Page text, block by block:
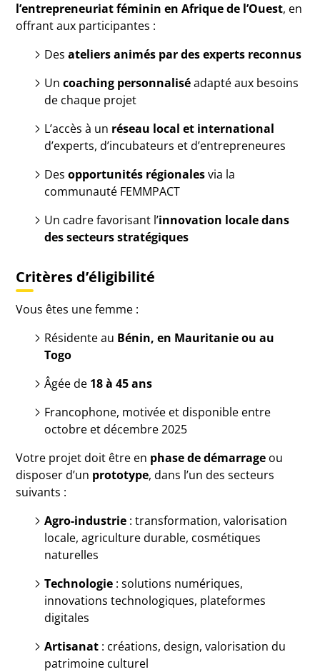
l’entrepreneuriat féminin en Afrique de l’Ouest, en
offrant aux participantes :
Desateliers animés par des experts reconnus
Uncoaching personnaliséadapté aux besoins
de chaque projet
L’accès à un réseau local et international
d’experts, d’incubateurs et d’entrepreneures
Desopportunités régionalesvia la
communauté FEMMPACT
Un cadre favorisant l’innovation locale dans
des secteurs stratégiques
Critères d’éligibilité
Vous êtes une femme :
Résidente au Bénin, en Mauritanie ou au
Togo
Âgée de 18 à 45 ans
Francophone, motivée et disponible entre
octobre et décembre 2025
Votre projet doit être en phase de démarrage ou
disposer d’un prototype, dans l’un des secteurs
suivants :
Agro-industrie : transformation, valorisation
locale, agriculture durable, cosmétiques
naturelles
Technologie : solutions numériques,
innovations technologiques, plateformes
digitales
Artisanat : créations, design, valorisation du
patrimoine culturel